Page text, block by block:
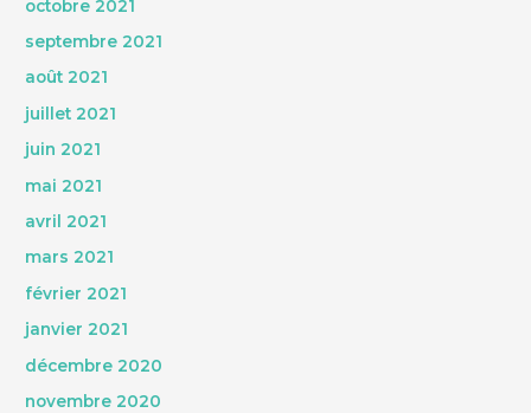
octobre 2021
septembre 2021
août 2021
juillet 2021
juin 2021
mai 2021
avril 2021
mars 2021
février 2021
janvier 2021
décembre 2020
novembre 2020